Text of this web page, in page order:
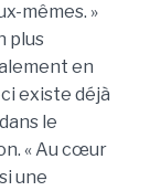
mêmes. »
plus
en
existe déjà
le
« Au cœur
une